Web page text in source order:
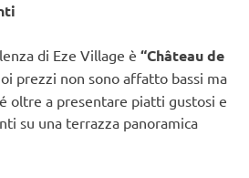
di Eze Village è “Château de
prezzi non sono affatto bassi ma
oltre a presentare piatti gustosi e
su una terrazza panoramica